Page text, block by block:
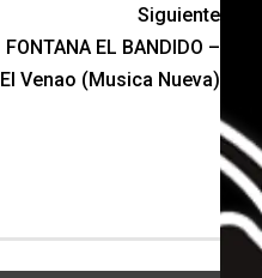
Siguiente
FONTANA EL BANDIDO –
El Venao (Musica Nueva)